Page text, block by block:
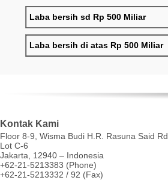
Laba bersih sd Rp 500 Miliar
Laba bersih di atas Rp 500 Miliar
Kontak Kami
Floor 8-9, Wisma Budi H.R. Rasuna Said Rd.
Lot C-6
Jakarta, 12940 – Indonesia
+62-21-5213383 (Phone)
+62-21-5213332 / 92 (Fax)